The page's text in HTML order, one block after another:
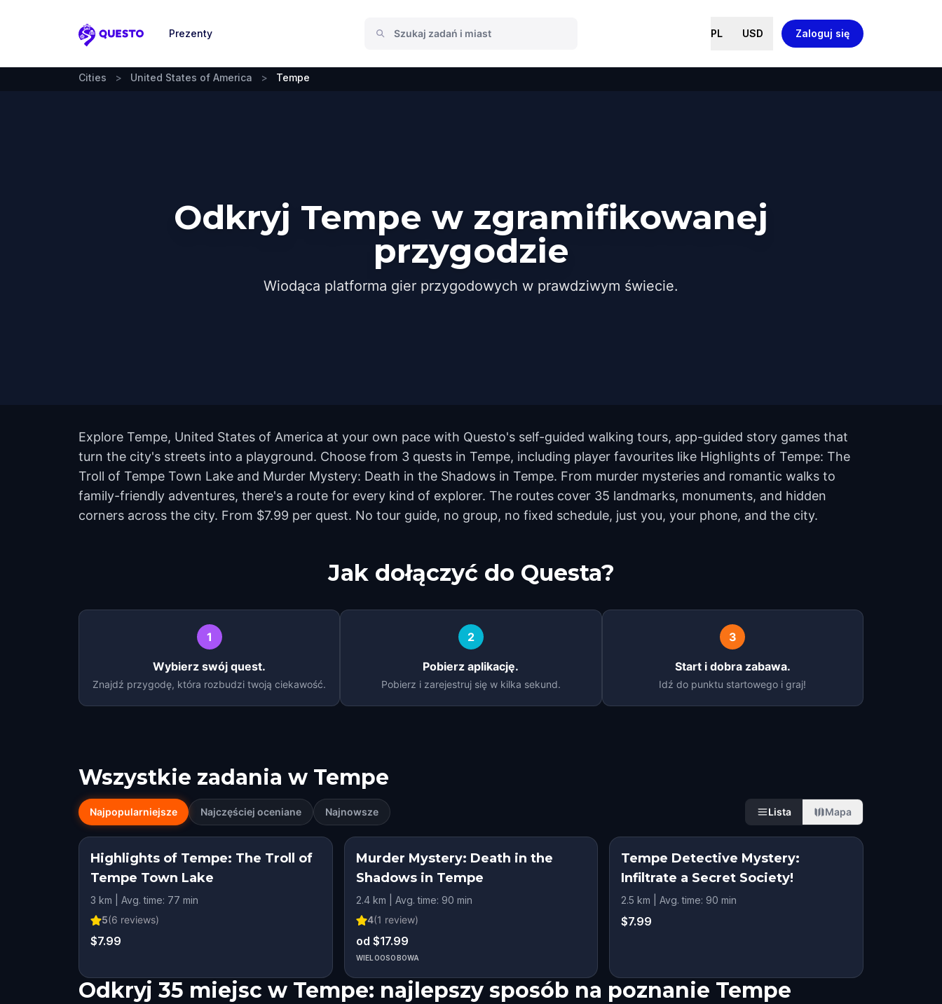
Questo
Prezenty PL USD Zaloguj się
Cities > United States of America > Tempe
Odkryj Tempe w zgramifikowanej
przygodzie
Wiodąca platforma gier przygodowych w prawdziwym świecie.
Explore Tempe, United States of America at your own pace with Questo's self-guided walking tours, app-guided story games that
turn the city's streets into a playground. Choose from 3 quests in Tempe, including player favourites like Highlights of Tempe: The
Troll of Tempe Town Lake and Murder Mystery: Death in the Shadows in Tempe. From murder mysteries and romantic walks to
family-friendly adventures, there's a route for every kind of explorer. The routes cover 35 landmarks, monuments, and hidden
corners across the city. From $7.99 per quest. No tour guide, no group, no fixed schedule, just you, your phone, and the city.
Jak dołączyć do Questa?
1
Wybierz swój quest.
Znajdź przygodę, która rozbudzi twoją ciekawość.
2
Pobierz aplikację.
Pobierz i zarejestruj się w kilka sekund.
3
Start i dobra zabawa.
Idź do punktu startowego i graj!
Wszystkie zadania w Tempe
Najpopularniejsze Najczęściej oceniane Najnowsze Lista Mapa
Highlights of Tempe: The Troll of
Tempe Town Lake
3 km | Avg. time: 77 min
5(6 reviews)
$7.99
Murder Mystery: Death in the
Shadows in Tempe
2.4 km | Avg. time: 90 min
4(1 review)
od $17.99
WIELOOSOBOWA
Tempe Detective Mystery:
Infiltrate a Secret Society!
2.5 km | Avg. time: 90 min
$7.99
Odkryj 35 miejsc w Tempe: najlepszy sposób na poznanie Tempe